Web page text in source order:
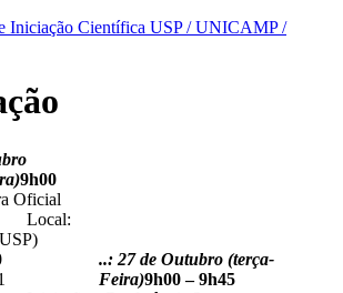
Iniciação Científica USP / UNICAMP /
9h00
Oficial
..: 27 de Outubro (terça-
Feira)9h00 – 9h45